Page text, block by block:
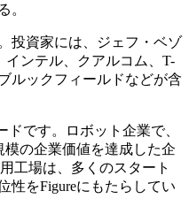
。
投資家には、ジェフ・ベゾ
ンテル、クアルコム、T-
ルックフィールドなどが含
ドです。ロボット企業で、
模の企業価値を達成した企
工場は、多くのスタート
性をFigureにもたらしてい